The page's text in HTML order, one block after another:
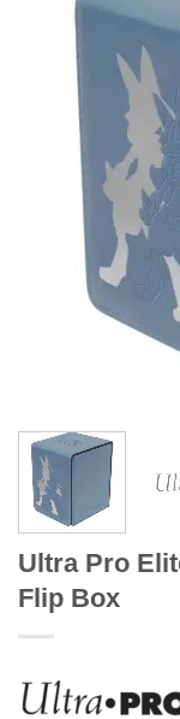
Ultra Pro
Flip Box